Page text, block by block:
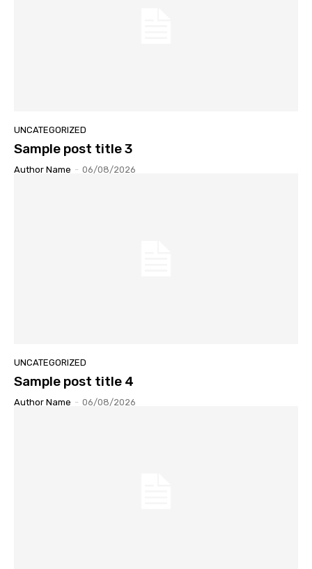
UNCATEGORIZED
Sample post title 3
Author Name - 06/08/2026
UNCATEGORIZED
Sample post title 4
Author Name - 06/08/2026